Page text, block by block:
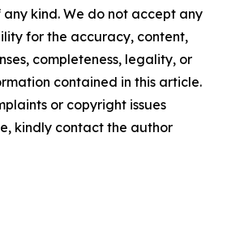
kind. We do not accept any
for the accuracy, content,
completeness, legality, or
contained in this article.
or copyright issues
kindly contact the author